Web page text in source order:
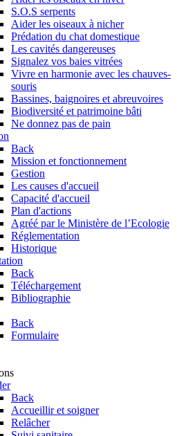
S.O.S serpents
Aider les oiseaux à nicher
Prédation du chat domestique
Les cavités dangereuses
Signalez vos baies vitrées
Vivre en harmonie avec les chauves-
souris
Bassines, baignoires et abreuvoires
Biodiversité et patrimoine bâti
Ne donnez pas de pain
Back
Mission et fonctionnement
Gestion
Les causes d'accueil
Capacité d'accueil
Plan d'actions
Agréé par le Ministère de l’Ecologie
Réglementation
Historique
Back
Téléchargement
Bibliographie
Back
Formulaire
Back
Accueillir et soigner
Relâcher